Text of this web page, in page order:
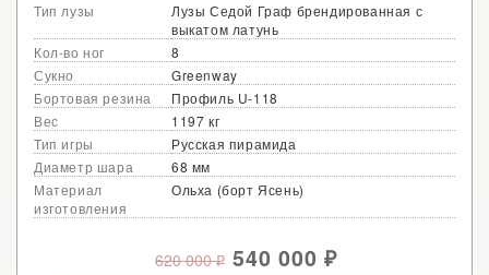
Тип лузы
Лузы Седой Граф брендированная с
выкатом латунь
Кол-во ног
8
Сукно
Greenway
Бортовая резина
Профиль U-118
Вес
1197 кг
Тип игры
Русская пирамида
Диаметр шара
68 мм
Материал
изготовления
Ольха (борт Ясень)
620 000₽ 540 000₽